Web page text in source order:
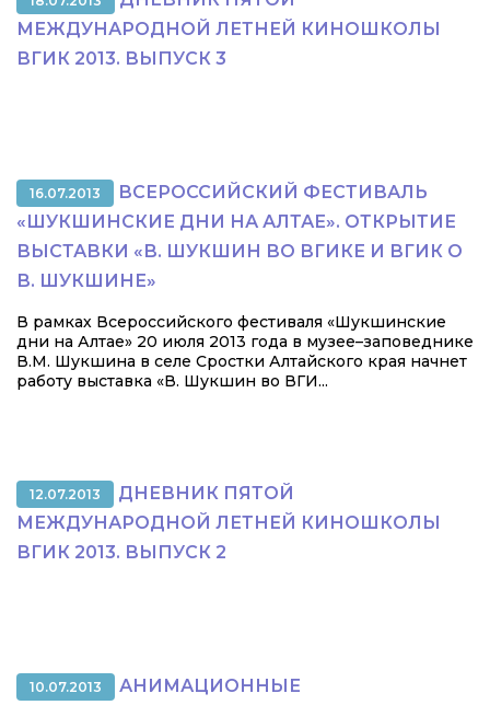
МЕЖДУНАРОДНОЙ ЛЕТНЕЙ КИНОШКОЛЫ
ВГИК 2013. ВЫПУСК 3
16.07.2013
ВСЕРОССИЙСКИЙ ФЕСТИВАЛЬ
«ШУКШИНСКИЕ ДНИ НА АЛТАЕ». ОТКРЫТИЕ
ВЫСТАВКИ «В. ШУКШИН ВО ВГИКЕ И ВГИК О
В. ШУКШИНЕ»
В рамках Всероссийского фестиваля «Шукшинские
дни на Алтае» 20 июля 2013 года в музее–заповеднике
В.М. Шукшина в селе Сростки Алтайского края начнет
работу выставка «В. Шукшин во ВГИ...
12.07.2013
ДНЕВНИК ПЯТОЙ
МЕЖДУНАРОДНОЙ ЛЕТНЕЙ КИНОШКОЛЫ
ВГИК 2013. ВЫПУСК 2
10.07.2013 АНИМАЦИОННЫЕ